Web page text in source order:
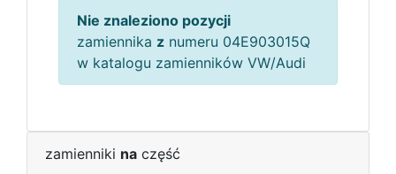
Nie znaleziono pozycji
zamiennika z numeru 04E903015Q
w katalogu zamienników VW/Audi
zamienniki na część